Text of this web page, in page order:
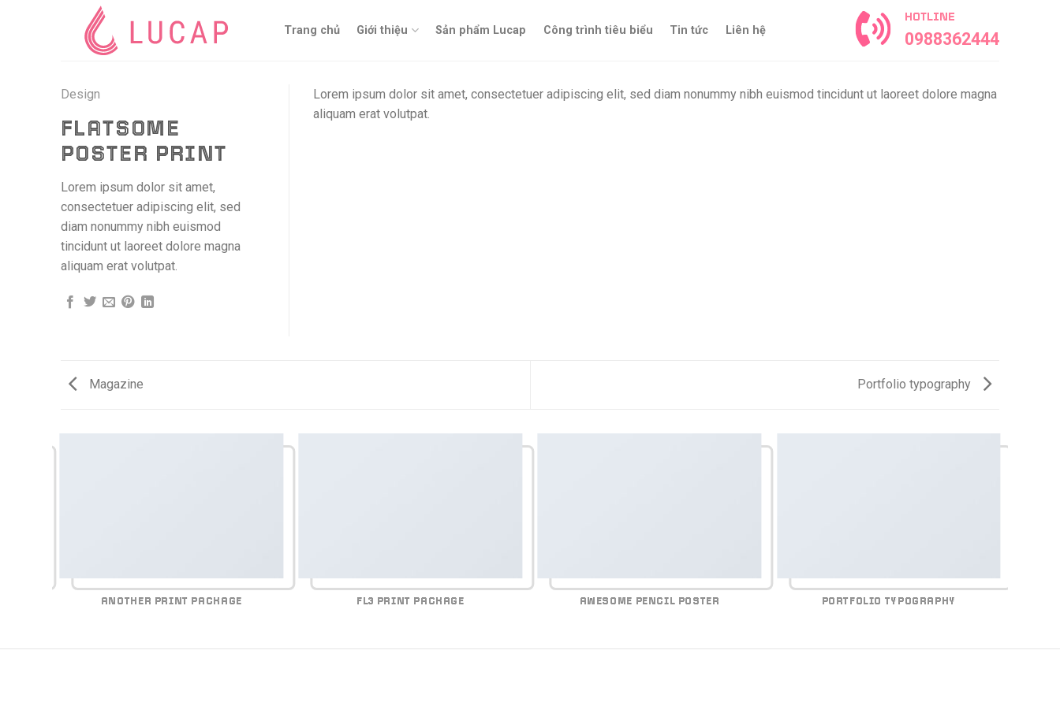
Trang chủ Giới thiệu Sản phẩm Lucap Công trình tiêu biểu Tin tức Liên hệ
HOTLINE
0988362444
Design
FLATSOME
POSTER PRINT
Lorem ipsum dolor sit amet,
consectetuer adipiscing elit, sed
diam nonummy nibh euismod
tincidunt ut laoreet dolore magna
aliquam erat volutpat.
Lorem ipsum dolor sit amet, consectetuer adipiscing elit, sed diam nonummy nibh euismod tincidunt ut laoreet dolore magna
aliquam erat volutpat.
Magazine Portfolio typography
ANOTHER PRINT PACKAGE FL3 PRINT PACKAGE AWESOME PENCIL POSTER PORTFOLIO TYPOGRAPHY